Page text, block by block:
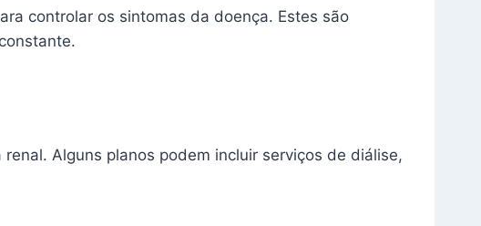
controlar os sintomas da doença. Estes são
Alguns planos podem incluir serviços de diálise,